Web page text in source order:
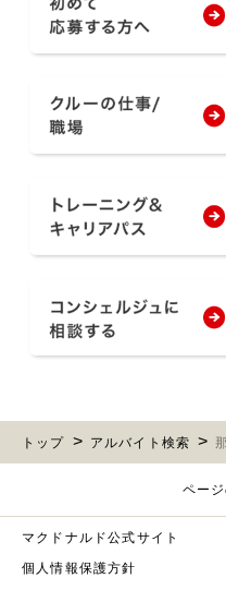
トップ アルバイト検索
ペー
マクドナルド公式サイト
個人情報保護方針